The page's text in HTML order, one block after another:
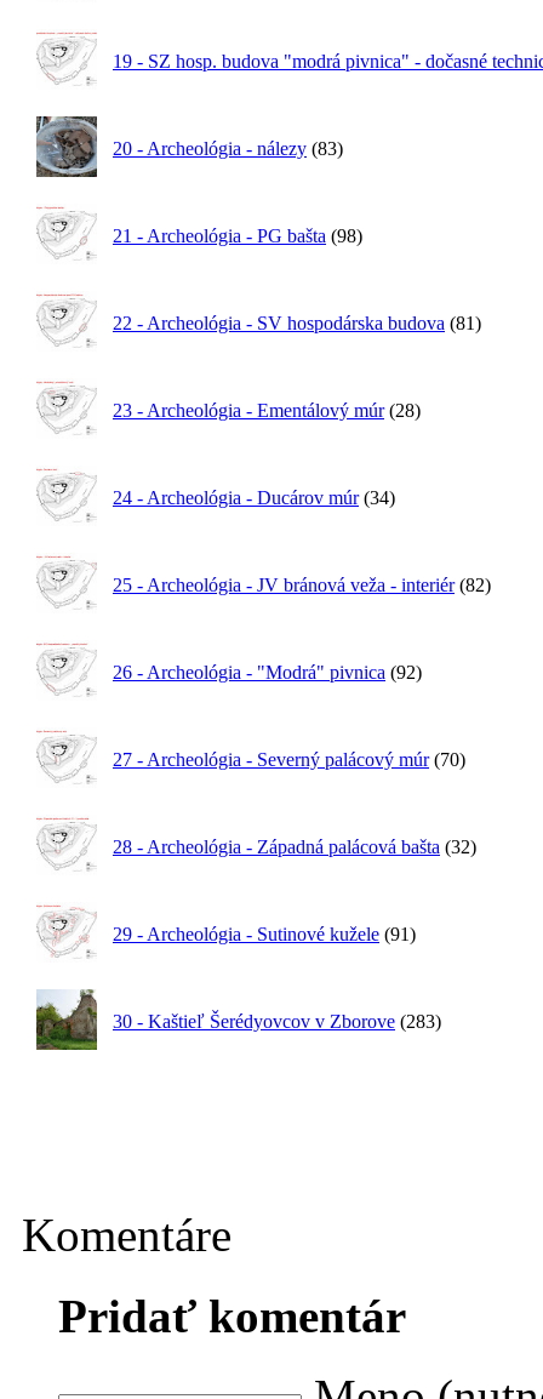
19 - SZ hosp. budova "modrá pivnica" - dočasné
20 - Archeológia - nálezy (83)
21 - Archeológia - PG bašta (98)
22 - Archeológia - SV hospodárska budova (81)
23 - Archeológia - Ementálový múr (28)
24 - Archeológia - Ducárov múr (34)
25 - Archeológia - JV bránová veža - interiér (82)
26 - Archeológia - "Modrá" pivnica (92)
27 - Archeológia - Severný palácový múr (70)
28 - Archeológia - Západná palácová bašta (32)
29 - Archeológia - Sutinové kužele (91)
30 - Kaštieľ Šerédyovcov v Zborove (283)
Komentáre
Pridať komentár